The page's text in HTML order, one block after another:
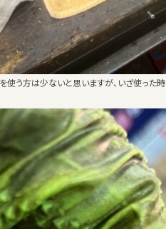
使う方は少ないと思いますが、いざ使った